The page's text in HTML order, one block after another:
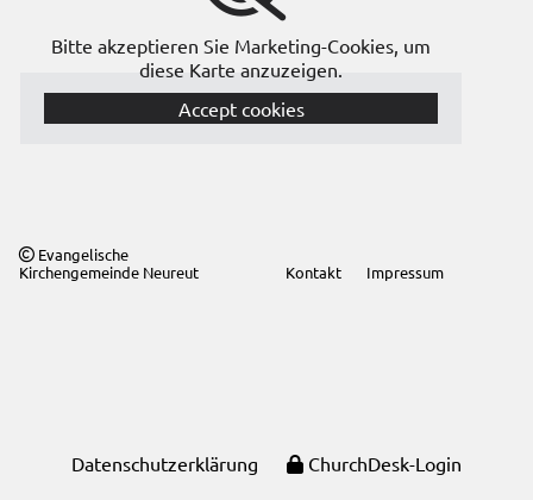
Bitte akzeptieren Sie Marketing-Cookies, um
diese Karte anzuzeigen.
Accept cookies
 Evangelische
Kirchengemeinde Neureut
Kontakt Impressum
Datenschutzerklärung ChurchDesk-Login